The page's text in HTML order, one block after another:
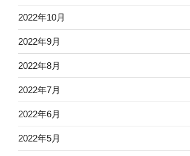
2022年10月
2022年9月
2022年8月
2022年7月
2022年6月
2022年5月